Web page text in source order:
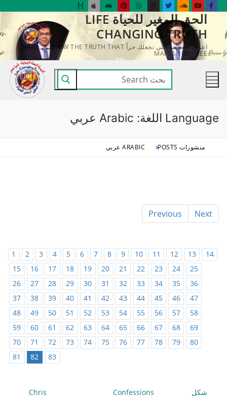
التجاوز
المحتوى
الحق المغير للحياة LIFE
CHANGING TRUTH
اعرف الحقيقة التي تجعلك حراً KNOW THE TRUTH THAT
MAKES YOU FREE
البحث
عن:
Language اللغة: Arabic عربي
منشورات POSTS ARABIC عربي
Previous Next
1 2 3 4 5 6 7 8 9 10 11 12 13
14
15
16 17 18 19 20 21 22 23 24
25
26
27 28 29 30 31 32 33 34 35
36
37
38 39 40 41 42 43 44 45 46
47
48
49 50 51 52 53 54 55 56 57
58
59
60 61 62 63 64 65 66 67 68
69
70
71 72 73 74 75 76 77 78 79
80
81
82 83
شكل
Confessions
Chris